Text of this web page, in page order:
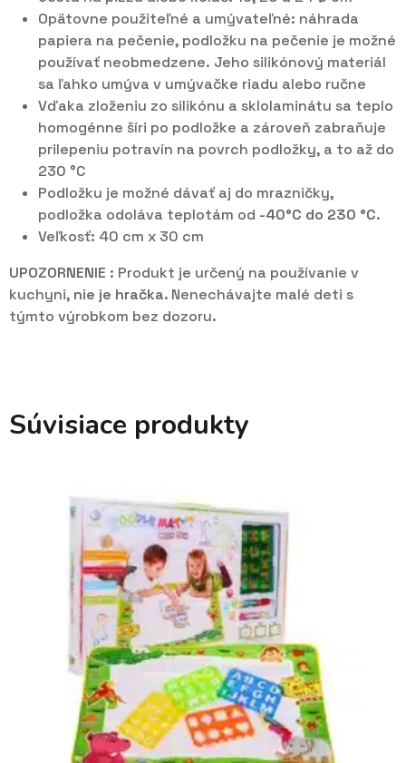
Opätovne použiteľné a umývateľné: náhrada
papiera na pečenie, podložku na pečenie je možné
používať neobmedzene. Jeho silikónový materiál
sa ľahko umýva v umývačke riadu alebo ručne
Vďaka zloženiu zo silikónu a sklolaminátu sa teplo
homogénne šíri po podložke a zároveň zabraňuje
prilepeniu potravín na povrch podložky, a to až do
230 °C
Podložku je možné dávať aj do mrazničky,
podložka odoláva teplotám od -40°C do 230 °C.
Veľkosť: 40 cm x 30 cm
UPOZORNENIE : Produkt je určený na používanie v
kuchyni, nie je hračka. Nenechávajte malé deti s
týmto výrobkom bez dozoru.
Súvisiace produkty